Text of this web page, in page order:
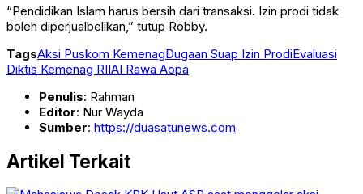
“Pendidikan Islam harus bersih dari transaksi. Izin prodi tidak
boleh diperjualbelikan,” tutup Robby.
TagsAksi Puskom KemenagDugaan Suap Izin ProdiEvaluasi
Diktis Kemenag RIIAI Rawa Aopa
Penulis: Rahman
Editor: Nur Wayda
Sumber: https://duasatunews.com
Artikel Terkait